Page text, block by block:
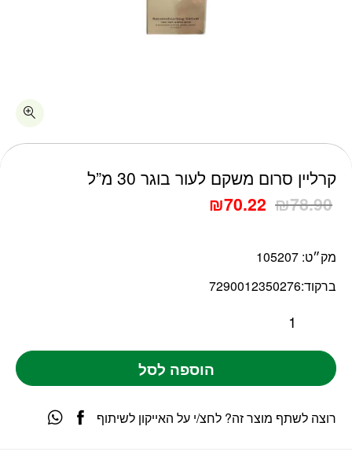
קרליין סרום משקם לעור בוגר 30 מ”ל
₪78.90
₪70.22
מק״ט: 105207
ברקוד:7290012350276
כמות קרליין סרום משקם לעור בוגר 30 מ"ל
הוספה לסל
רוצה לשתף מוצר זה? לחצ/י על האייקון לשיתוף